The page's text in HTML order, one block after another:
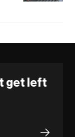
get left